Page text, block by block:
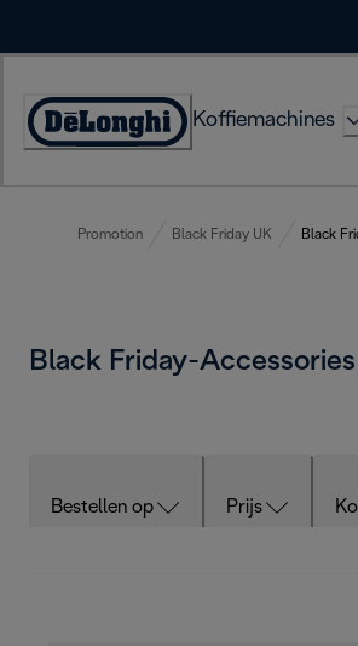
Accessibility
Koffiemachines
Promotion Black Friday UK Black
Black Friday-
Bestellen op Prijs